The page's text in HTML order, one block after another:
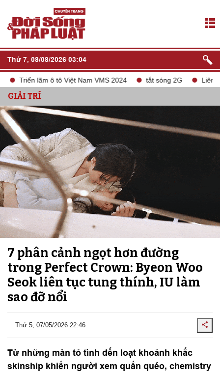
Thứ 7, 08/08/2026 03:04
ô tô Việt Nam VMS 2024 tắt sóng 2G Liên doanh Chery
GIẢI TRÍ
7 phân cảnh ngọt hơn đường
trong Perfect Crown: Byeon Woo
Seok liên tục tung thính, IU làm
sao đỡ nổi
Thứ 5, 07/05/2026 22:46
Từ những màn tỏ tình đến loạt khoảnh khắc
skinship khiến người xem quắn quéo, chemistry